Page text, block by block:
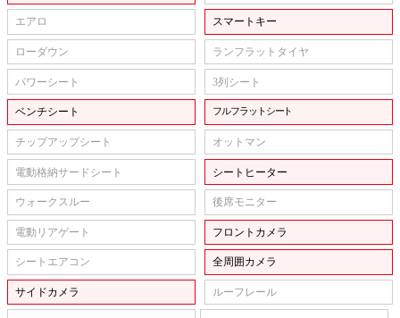
エアロ スマートキー
ローダウン ランフラットタイヤ
パワーシート 3列シート
ベンチシート フルフラットシート
チップアップシート オットマン
電動格納サードシート シートヒーター
ウォークスルー 後席モニター
電動リアゲート フロントカメラ
シートエアコン 全周囲カメラ
サイドカメラ ルーフレール